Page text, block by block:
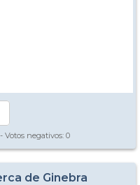
- Votos negativos: 0
de Ginebra